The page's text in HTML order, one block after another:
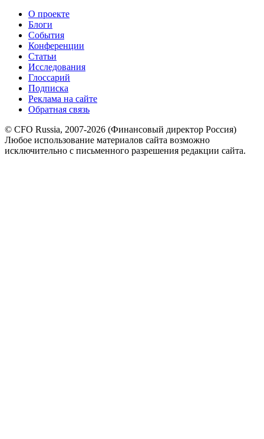
О проекте
Блоги
События
Конференции
Статьи
Исследования
Глоссарий
Подписка
Реклама на сайте
Обратная связь
© CFO Russia, 2007-2026 (Финансовый директор Россия)
Любое использование материалов сайта возможно
исключительно с письменного разрешения редакции сайта.